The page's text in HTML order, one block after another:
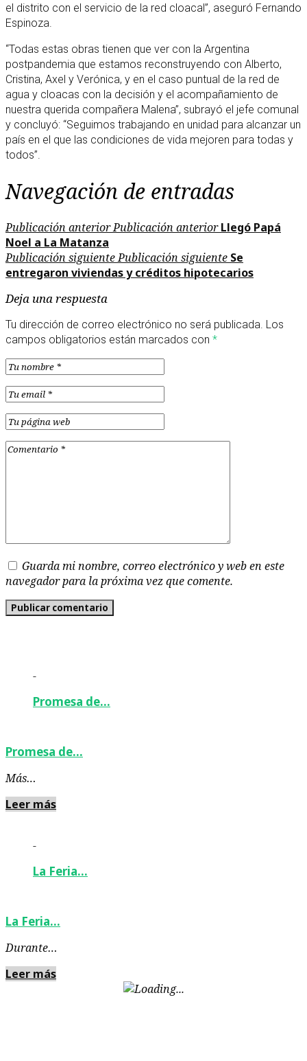
el distrito con el servicio de la red cloacal”, aseguró Fernando
Espinoza.
“Todas estas obras tienen que ver con la Argentina
postpandemia que estamos reconstruyendo con Alberto,
Cristina, Axel y Verónica, y en el caso puntual de la red de
agua y cloacas con la decisión y el acompañamiento de
nuestra querida compañera Malena”, subrayó el jefe comunal
y concluyó: “Seguimos trabajando en unidad para alcanzar un
país en el que las condiciones de vida mejoren para todas y
todos”.
Navegación de entradas
Publicación anteriorPublicación anterior Llegó Papá
Noel a La Matanza
Publicación siguientePublicación siguiente Se
entregaron viviendas y créditos hipotecarios
Deja una respuesta
Tu dirección de correo electrónico no será publicada. Los
campos obligatorios están marcados con *
Guarda mi nombre, correo electrónico y web en este
navegador para la próxima vez que comente.
-
Promesa de…
Promesa de…
Más…
Leer más
-
La Feria…
La Feria…
Durante…
Leer más